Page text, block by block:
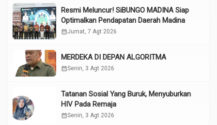
Resmi Meluncur! SiBUNGO MADINA Siap
Optimalkan Pendapatan Daerah Madina
calendar_monthJumat, 7 Agt 2026
MERDEKA DI DEPAN ALGORITMA
calendar_monthSenin, 3 Agt 2026
Tatanan Sosial Yang Buruk, Menyuburkan
HIV Pada Remaja
calendar_monthSenin, 3 Agt 2026